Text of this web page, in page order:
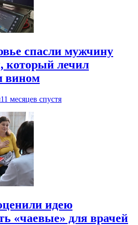
спасли мужчину
который лечил
вином
11 месяцев спустя
идею
«чаевые» для врачей